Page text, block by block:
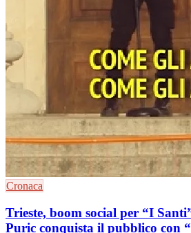
Cronaca
Trieste, boom social per “I
Puric conquista il pubblico con